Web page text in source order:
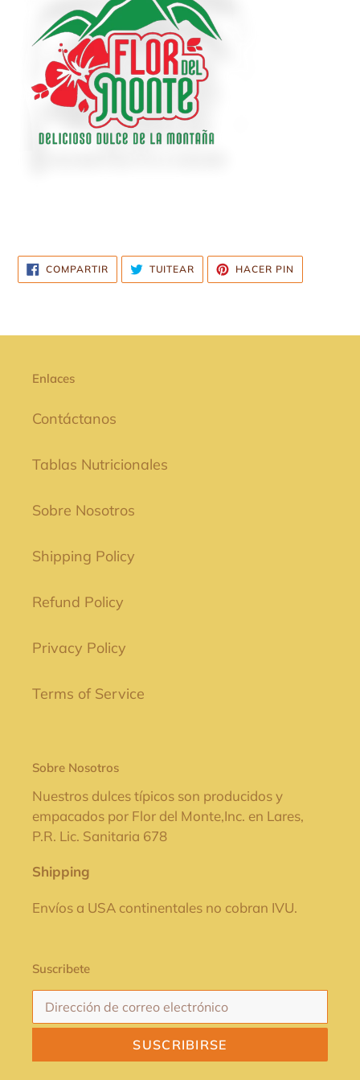
COMPARTIRCOMPARTIR
EN
FACEBOOK
TUITEAR TUITEAR
TWITTER
HACER PIN
PINTEREST
Enlaces
Contáctanos
Tablas Nutricionales
Sobre Nosotros
Shipping Policy
Refund Policy
Privacy Policy
Terms of Service
Sobre Nosotros
Nuestros dulces típicos son producidos y
empacados por Flor del Monte,Inc. en Lares,
P.R. Lic. Sanitaria 678
Shipping
Envíos a USA continentales no cobran IVU.
Suscribete
SUSCRIBIRSE